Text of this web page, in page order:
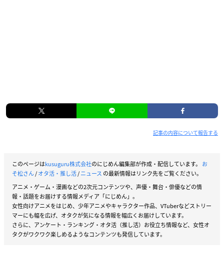
記事の内容について報告する
このページはkusuguru株式会社のにじめん編集部が作成・配信しています。 お
そ松さん/オタ活・推し活/ニュース の最新情報はリンク先をご覧ください。
アニメ・ゲーム・漫画などの2次元コンテンツや、声優・舞台・俳優などの情
報・話題をお届けする情報メディア「にじめん」。
女性向けアニメをはじめ、少年アニメやキャラクター作品、VTuberなどストリー
マーにも幅を広げ、オタクが気になる情報を幅広くお届けしています。
さらに、アンケート・ランキング・オタ活（推し活）お役立ち情報など、女性オ
タクがワクワク楽しめるようなコンテンツも発信しています。